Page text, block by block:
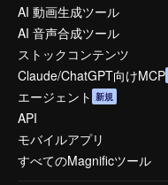
AI 動画生成ツール
AI 音声合成ツール
ストックコンテンツ
Claude/ChatGPT向けMCP
エージェント 新規
API
モバイルアプリ
すべてのMagnificツール